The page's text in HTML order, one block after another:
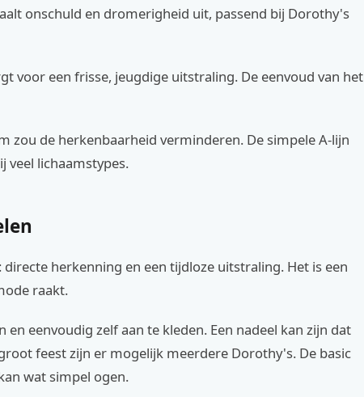
onschuld en dromerigheid uit, passend bij Dorothy's
voor een frisse, jeugdige uitstraling. De eenvoud van het
zou de herkenbaarheid verminderen. De simpele A-lijn
veel lichaamstypes.
herkenning en een tijdloze uitstraling. Het is een
raakt.
en eenvoudig zelf aan te kleden. Een nadeel kan zijn dat
feest zijn er mogelijk meerdere Dorothy's. De basic
wat simpel ogen.